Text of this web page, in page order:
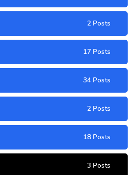
2 Posts
17 Posts
34 Posts
2 Posts
18 Posts
3 Posts